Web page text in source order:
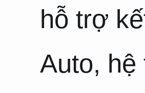
hỗ trợ
Auto, hệ